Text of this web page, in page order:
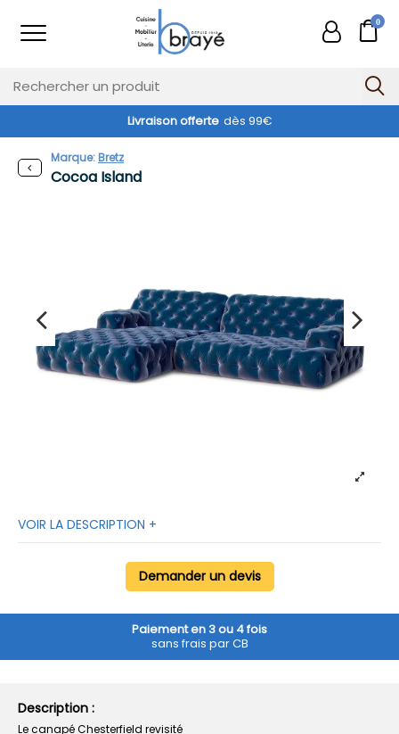
0
Livraison offerte dès 99€
Cocoa Island
Marque:Bretz
VOIR LA DESCRIPTION +
Demander un devis
Paiement en 3 ou 4 fois
sans frais par CB
Description :
Le canapé Chesterfield revisité